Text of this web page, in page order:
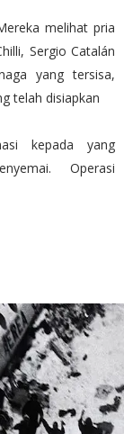
melihat pria
Sergio Catalán
yang tersisa,
telah disiapkan
kepada yang
Operasi